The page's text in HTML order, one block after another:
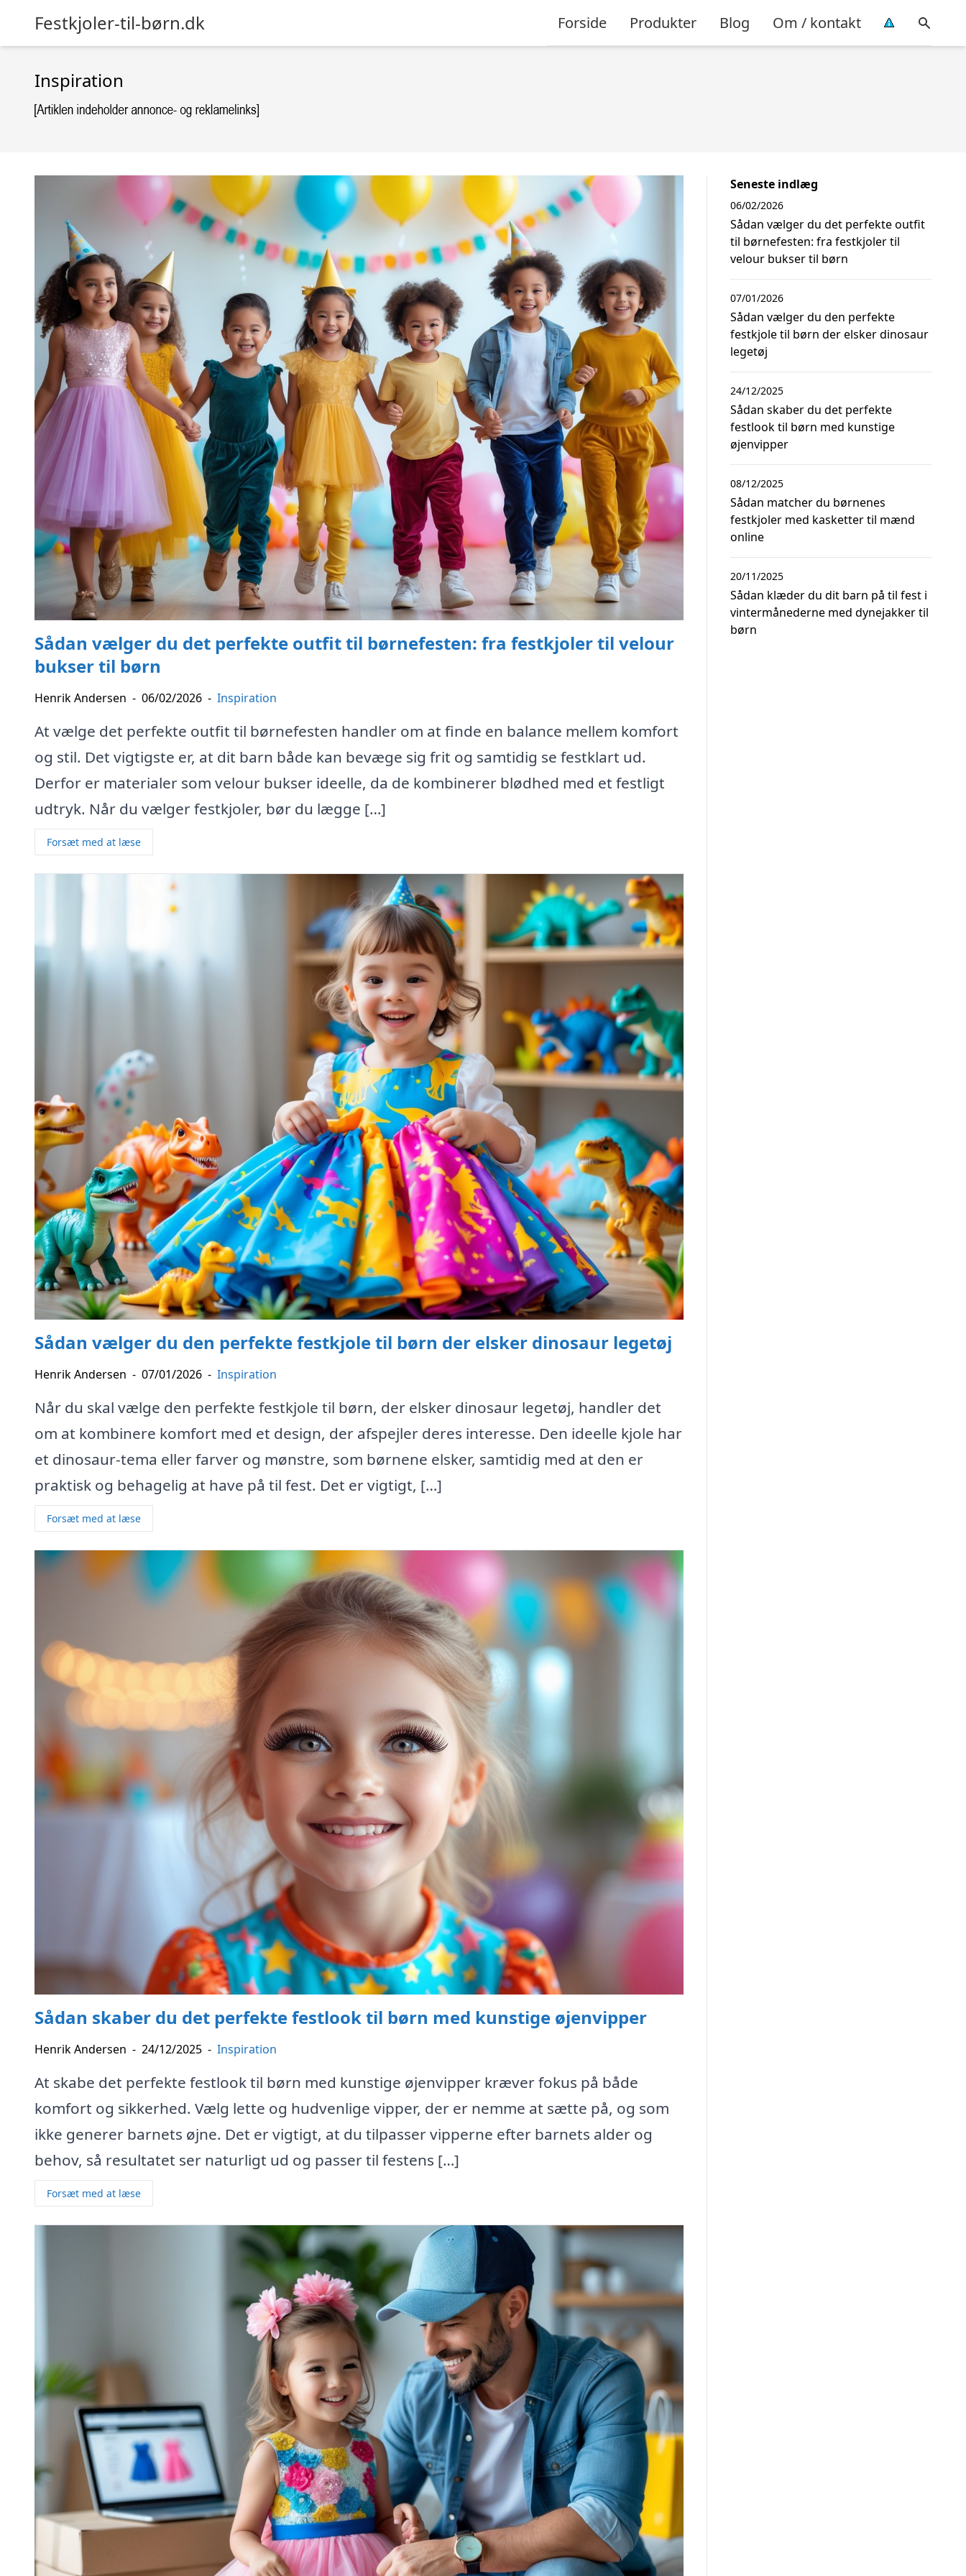
Festkjoler-til-børn.dk Forside Produkter Blog Om / kontakt
Inspiration
Sådan vælger du det perfekte outfit til børnefesten: fra festkjoler til velour
bukser til børn
Henrik Andersen - 06/02/2026 - Inspiration
At vælge det perfekte outfit til børnefesten handler om at finde en balance mellem komfort
og stil. Det vigtigste er, at dit barn både kan bevæge sig frit og samtidig se festklart ud.
Derfor er materialer som velour bukser ideelle, da de kombinerer blødhed med et festligt
udtryk. Når du vælger festkjoler, bør du lægge […]
Forsæt med at læse
Sådan vælger du den perfekte festkjole til børn der elsker dinosaur legetøj
Henrik Andersen - 07/01/2026 - Inspiration
Når du skal vælge den perfekte festkjole til børn, der elsker dinosaur legetøj, handler det
om at kombinere komfort med et design, der afspejler deres interesse. Den ideelle kjole har
et dinosaur-tema eller farver og mønstre, som børnene elsker, samtidig med at den er
praktisk og behagelig at have på til fest. Det er vigtigt, […]
Forsæt med at læse
Sådan skaber du det perfekte festlook til børn med kunstige øjenvipper
Henrik Andersen - 24/12/2025 - Inspiration
At skabe det perfekte festlook til børn med kunstige øjenvipper kræver fokus på både
komfort og sikkerhed. Vælg lette og hudvenlige vipper, der er nemme at sætte på, og som
ikke generer barnets øjne. Det er vigtigt, at du tilpasser vipperne efter barnets alder og
behov, så resultatet ser naturligt ud og passer til festens […]
Forsæt med at læse
Seneste indlæg
Sådan vælger du det perfekte outfit
til børnefesten: fra festkjoler til
velour bukser til børn
06/02/2026
Sådan vælger du den perfekte
festkjole til børn der elsker dinosaur
legetøj
07/01/2026
Sådan skaber du det perfekte
festlook til børn med kunstige
øjenvipper
24/12/2025
Sådan matcher du børnenes
festkjoler med kasketter til mænd
online
08/12/2025
Sådan klæder du dit barn på til fest i
vintermånederne med dynejakker til
børn
20/11/2025